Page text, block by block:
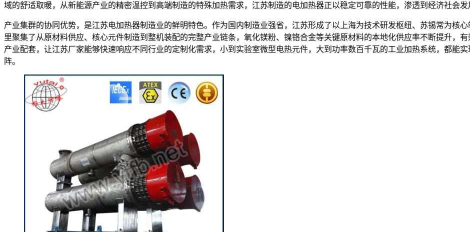
域的舒适取暖，从新能源产业的精密温控到高端制造的特殊加热需求，江苏制造的电加热器正以稳定可靠的性能，渗透到经济社会
产业集群的协同优势，是江苏电加热器制造业的鲜明特色。作为国内制造业强省，江苏形成了以上海为技术研发枢纽、苏锡常为核
里聚集了从原材料供应、核心元件制造到整机装配的完整产业链条，氧化镁粉、镍铬合金等关键原材料的本地化供应率不断提升，
产业配套，让江苏厂家能够快速响应不同行业的定制化需求，小到实验室微型电热元件，大到功率数百千瓦的工业加热系统，都能
阵。